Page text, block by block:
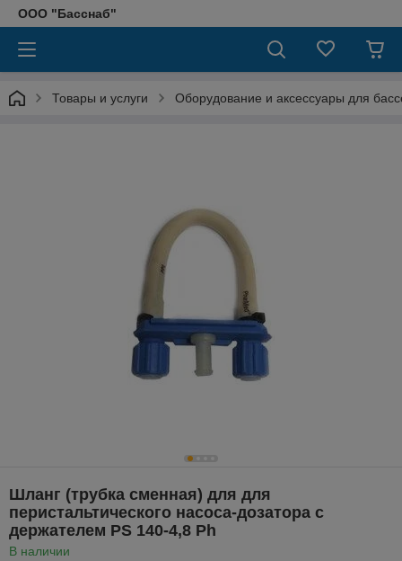
ООО "Басснаб"
Товары и услуги Оборудование и аксессуары для
Шланг (трубка сменная) для для
перистальтического насоса-дозатора с
держателем PS 140-4,8 Ph
В наличии